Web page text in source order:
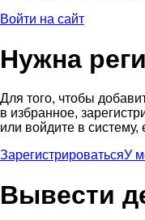
Войти на сайт
Нужна
Для того, чтобы
в избранное,
или войдите в
ЗарегистрироватьсяУ
Вывести